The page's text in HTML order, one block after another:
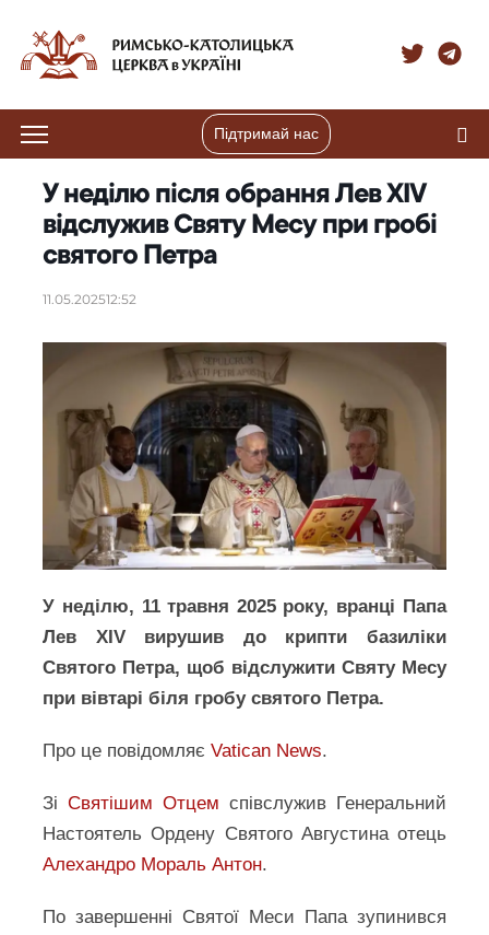
Підтримай нас
У неділю після обрання Лев XIV
відслужив Святу Месу при гробі
святого Петра
11.05.202512:52
У неділю, 11 травня 2025 року, вранці Папа
Лев XIV вирушив до крипти базиліки
Святого Петра, щоб відслужити Святу Месу
при вівтарі біля гробу святого Петра.
Про це повідомляєVatican News.
ЗіСвятішим Отцем співслужив Генеральний
Настоятель Ордену Святого Августина отець
Алехандро Мораль Антон.
По завершенні Святої Меси Папа зупинився